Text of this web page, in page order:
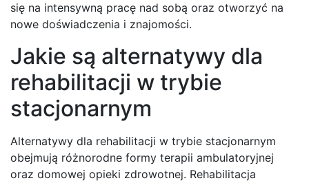
się na intensywną pracę nad sobą oraz otworzyć na
nowe doświadczenia i znajomości.
Jakie są alternatywy dla
rehabilitacji w trybie
stacjonarnym
Alternatywy dla rehabilitacji w trybie stacjonarnym
obejmują różnorodne formy terapii ambulatoryjnej
oraz domowej opieki zdrowotnej. Rehabilitacja